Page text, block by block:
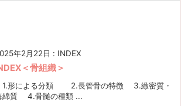
年2月22日 : INDEX
＜骨組織＞
1.形による分類 2.長管骨の特徴 3.緻密質・
綿質 4.骨髄の種類 ...